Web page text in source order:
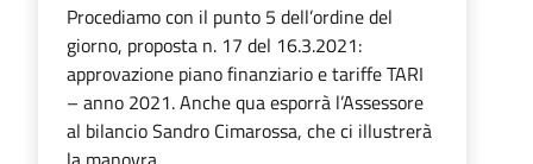
Procediamo con il punto 5 dell’ordine del
giorno, proposta n. 17 del 16.3.2021:
approvazione piano finanziario e tariffe TARI
– anno 2021. Anche qua esporrà l’Assessore
al bilancio Sandro Cimarossa, che ci illustrerà